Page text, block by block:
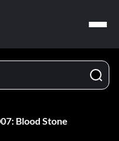
Blood Stone